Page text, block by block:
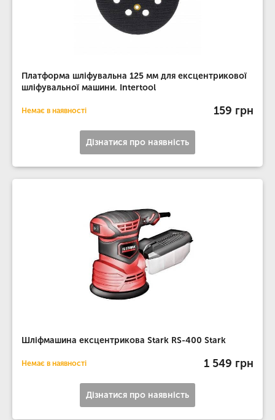
Платформа шліфувальна 125 мм для ексцентрикової
шліфувальної машини. Intertool
Немає в наявності 159 грн
Дізнатися про наявність
Шліфмашина ексцентрикова Stark RS-400 Stark
Немає в наявності 1 549 грн
Дізнатися про наявність